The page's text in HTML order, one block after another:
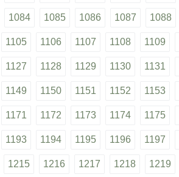
1084 1085 1086 1087 1088
1105 1106 1107 1108 1109
1127 1128 1129 1130 1131
1149 1150 1151 1152 1153
1171 1172 1173 1174 1175
1193 1194 1195 1196 1197
1215 1216 1217 1218 1219